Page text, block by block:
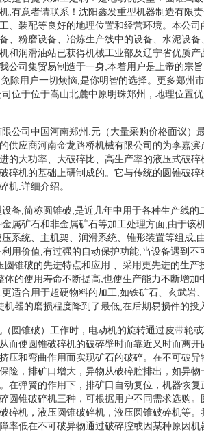
,有意者请联系！沈阳鑫发重型机器制造有限
、装配等良好的地理位置和经营环境。本公司
、粉磨设备、冶炼生产线中的设备、水泥设备
和润滑油站已获得机械工业部及辽宁省优质产
公司集贸易制造于一身,本着用户是上帝的宗
除用户一切烦恼,是你明智的选择。更多郑州
位于位于嵩山北麓中原明珠郑州，地理位置
公司中国河南郑州.元（大量采购价格面议）
供应商河南金龙路桥机械有限公司的为李嘉滨
的大功率、大破碎比、高生产率的液压式破碎
碎机的基础上研制成的。它与传统的圆锥破碎
机.详细介绍。
备,简称圆锥破,是近几年中用于各种生产线的
属矿石和非金属矿石等加工处理方面,由于该
系统、主机架、润滑系统、锥形装置等组成,
用价值,有过强的自动保护功能,当设备遇到不
锥破的先进特点和应用:、采用更先进的生产
的使用寿命不断提高,也使生产能力不断增加
适合用于超硬物料的加工,如铁矿石、玄武岩
器的磨损程度降到了最低,在后期易损件的投
圆锥破）工作时，电动机的旋转通过皮带轮
而使圆锥破碎机的破碎壁时而靠近又时而离开
压和弯曲作用而实现矿石的破碎。在不可破异
险，排矿口增大，异物从破碎腔排出，如异物
在弹簧的作用下，排矿口自动复位，机器恢复
圆锥破碎机三种，可根据用户不同需求选购。
碎机，液压圆锥破碎机，液压圆锥破碎机等。
率低在不可破异物通过破碎腔或因某种原因机